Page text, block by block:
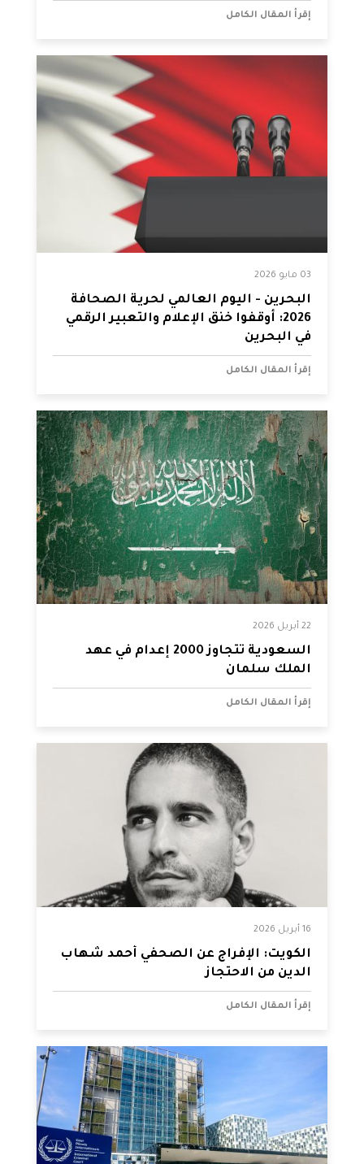
إقرأ المقال الكامل
03 مايو 2026
البحرين - اليوم العالمي لحرية الصحافة
2026: أوقفوا خنق الإعلام والتعبير الرقمي
في البحرين
إقرأ المقال الكامل
22 أبريل 2026
السعودية تتجاوز 2000 إعدام في عهد
الملك سلمان
إقرأ المقال الكامل
16 أبريل 2026
الكويت: الإفراج عن الصحفي أحمد شهاب
الدين من الاحتجاز
إقرأ المقال الكامل